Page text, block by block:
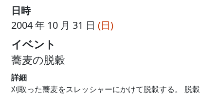
日時
2004 年 10 月 31 日 (日)
イベント
蕎麦の脱穀
詳細
刈取った蕎麦をスレッシャーにかけて脱穀する。 脱穀